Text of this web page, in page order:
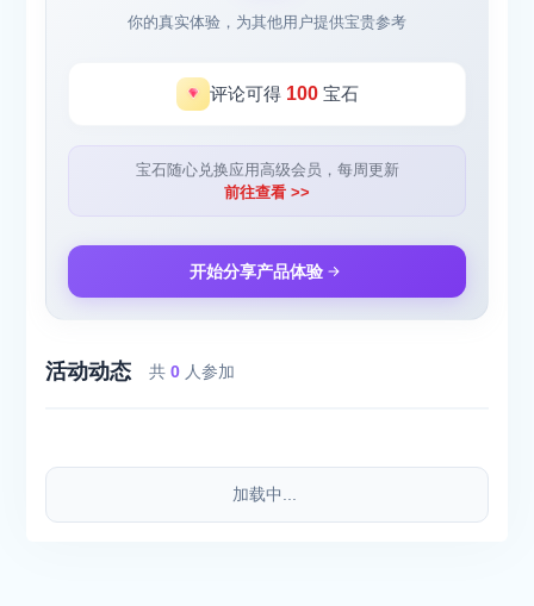
你的真实体验，为其他用户提供宝贵参考
评论可得 100宝石
宝石随心兑换应用高级会员，每周更新
前往查看 >>
开始分享产品体验
活动动态 共0 人参加
加载中...